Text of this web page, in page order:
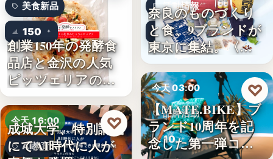
美食新品
150
創業150年の発酵食
品店と金沢の人気
ピッツェリアのコ
ラボ…
今天 16:00
AI教育
成城大学、特別講義
にてAI時代に人が
♡
活動情報
9
奈良のものづくり
と食、9ブランドが
東京に集結。〈…
今天 03:00
品牌活動
10
【MATE.BIKE】ブ
ランド10周年を記
念した第一弾コ…
♡